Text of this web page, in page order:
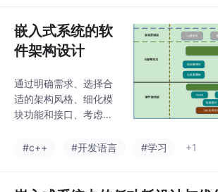
析用户行为、兴趣、情
感倾向等，帮助企业和
个人更好地理解社交媒
式。医生、研究人员和
患者可以通过可视化工
具来分析和理解病历数
标等，以辅助诊断、治
嵌入式系统的软
件架构设计
通过明确需求、选择合
适的架构风格、细化模
块功能和接口、考虑实
可测试性和可移植性等
#c++ #开发语言 #学习 +1